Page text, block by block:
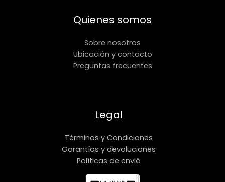
Quienes somos
Sobre nosotros
Ubicación y contacto
Preguntas frecuentes
Legal
Términos y Condiciones
Garantías y devoluciones
Políticas de envió